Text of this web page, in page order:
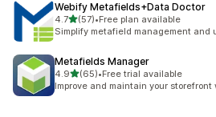
Webify Metafields+Data Doctor
4.7เต็ม 5 ดาว
(57)
ทั้งหมด 57 รีวิว
•Free plan available
Simplify metafield management and
Metafields Manager
4.9เต็ม 5 ดาว
(65)
ทั้งหมด 65 รีวิว
•Free trial available
Improve and maintain your